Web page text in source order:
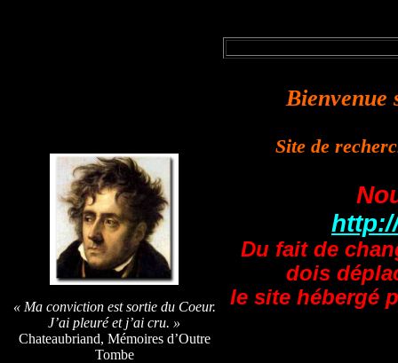
« Ma conviction est sortie du Coeur.
J’ai pleuré et j’ai cru. »
Chateaubriand, Mémoires d’Outre
Tombe
Bienvenue
Site de
Du fait de
dois
le site hébergé